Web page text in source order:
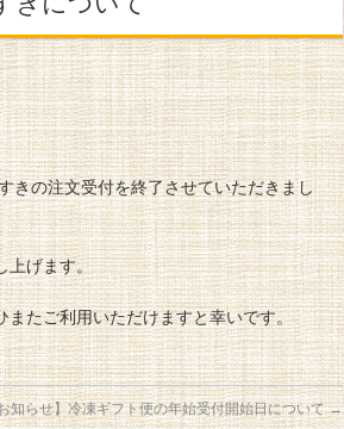
きの注文受付を終了させていただきまし
上げます。
たご利用いただけますと幸いです。
知らせ】冷凍ギフト便の年始受付開始日について→